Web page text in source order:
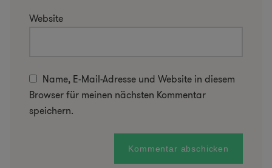
Website
Name, E-Mail-Adresse und Website in diesem
Browser für meinen nächsten Kommentar
speichern.